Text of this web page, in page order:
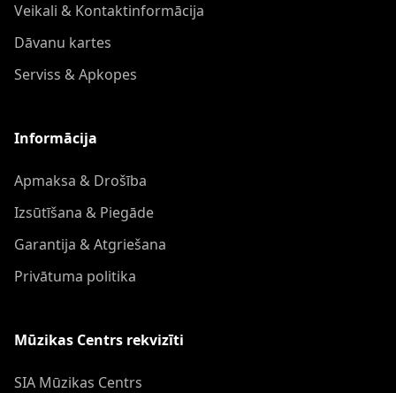
Veikali & Kontaktinformācija
Dāvanu kartes
Serviss & Apkopes
Informācija
Apmaksa & Drošība
Izsūtīšana & Piegāde
Garantija & Atgriešana
Privātuma politika
Mūzikas Centrs rekvizīti
SIA Mūzikas Centrs